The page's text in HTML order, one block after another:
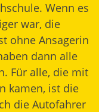
Wenn es
war, die
ohne Ansagerin
dann alle
Für alle, die mit
kamen, ist die
die Autofahrer